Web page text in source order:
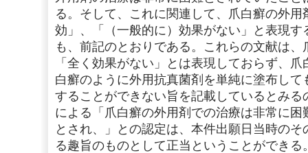
る。そして、これに関連して、爪白癬の外
効」、「（一般的に）効果がない」と表現
も、前記のとおりである。これらの文献は
「全く効果がない」とは表現しておらず、
白癬のように外用抗真菌剤を単純に塗布し
することができない旨を記載しているとみ
による「爪白癬の外用剤での治療は非常に
とされ、」との認定は、本件出願日当時の
る趣旨のものとして正当ということができる